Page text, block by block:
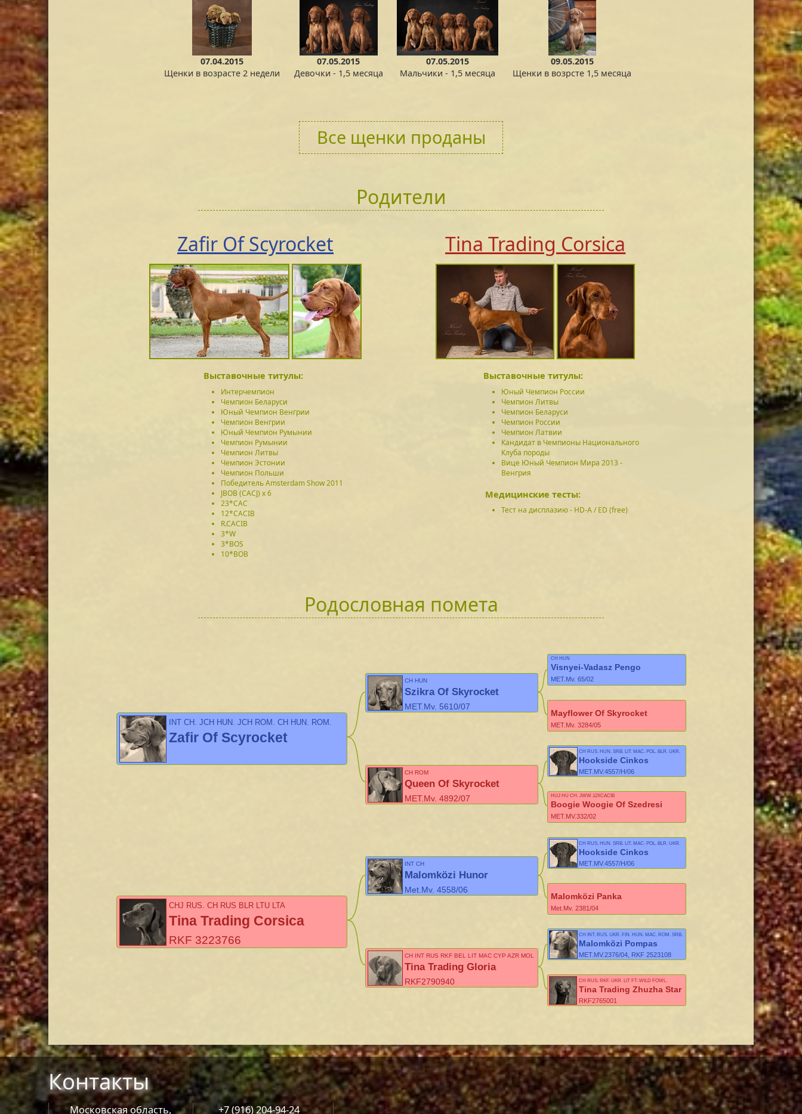
07.04.2015
Щенки в возрасте 2 недели
07.05.2015
Девочки - 1,5 месяца
07.05.2015
Мальчики - 1,5 месяца
09.05.2015
Щенки в возрсте 1,5 месяца
Все щенки проданы
Родители
Zafir Of Scyrocket
Выставочные титулы:
Интерчемпион
Чемпион Беларуси
Юный Чемпион Венгрии
Чемпион Венгрии
Юный Чемпион Румынии
Чемпион Румынии
Чемпион Литвы
Чемпион Эстонии
Чемпион Польши
Победитель Amsterdam Show 2011
JBOB (CACJ) x 6
23*CAC
12*CACIB
R.CACIB
3*W
3*BOS
10*BOB
Tina Trading Corsica
Выставочные титулы:
Юный Чемпион России
Чемпион Литвы
Чемпион Беларуси
Чемпион России
Чемпион Латвии
Кандидат в Чемпионы Национального
Клуба породы
Вице Юный Чемпион Мира 2013 -
Венгрия
Медицинские тесты:
Тест на дисплазию - HD-A / ED (free)
Родословная помета
INT CH, JCH HUN, JCH ROM, CH HUN, ROM,
LIT, EST, POL BEL
Zafir Of Scyrocket
CH HUN
Szikra Of Skyrocket
MET.Mv. 5610/07
CH HUN
Visnyei-Vadasz Pengo
MET.Mv. 65/02
Mayflower Of Skyrocket
MET.Mv. 3284/05
CH ROM
Queen Of Skyrocket
MET.Mv. 4892/07
CH RUS, HUN, SRB, LIT, MAC, POL, BLR, UKR,
MONT
Hookside Cinkos
MET.MV.4557/H/06
HUJ HU CH, JWW,12XCACIB
Boogie Woogie Of Szedresi
MET.MV.332/02
CHJ RUS, CH RUS BLR LTU LTA
Tina Trading Corsica
RKF 3223766
INT CH
Malomközi Hunor
Met.Mv. 4558/06
CH RUS, HUN, SRB, LIT, MAC, POL, BLR, UKR,
MONT
Hookside Cinkos
MET.MV.4557/H/06
Malomközi Panka
Met.Mv. 2381/04
CH INT RUS RKF BEL LIT MAC CYP AZR MOL
Tina Trading Gloria
RKF2790940
CH INT, RUS, UKR, FIN, HUN, MAC, ROM, SRB,
LIT, 2XWW, EUW
Malomközi Pompas
MET.MV.2376/04, RKF 2523108
CH RUS, RKF, UKR, LIT FT-WILD FOWL,
DUCK, WILD BOAR
Tina Trading Zhuzha Star
RKF2765001
Контакты
Московская область, +7 (916) 204-94-24